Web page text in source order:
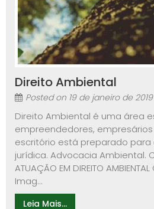
Direito Ambiental
Posted on 19 de janeiro de 2019
Direito Ambiental é uma área
empreendedores,
escritório está preparado para
jurídica. Advocacia Ambiental.
ATUAÇÃO EM DIREITO
Imag...
Leia Mais...